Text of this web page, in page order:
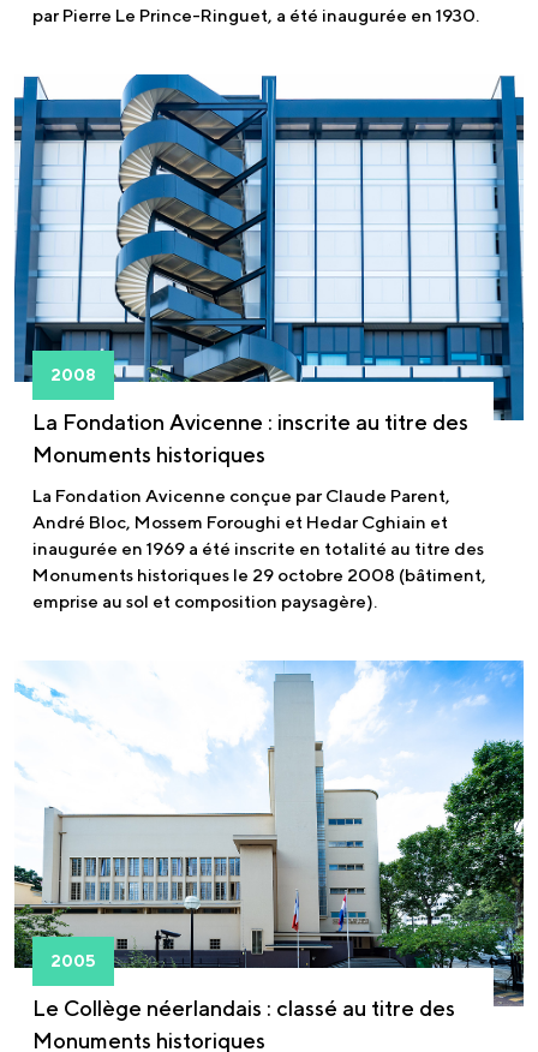
par Pierre Le Prince-Ringuet, a été inaugurée en 1930.
2008
La Fondation Avicenne : inscrite au titre des
Monuments historiques
La Fondation Avicenne conçue par Claude Parent,
André Bloc, Mossem Foroughi et Hedar Cghiain et
inaugurée en 1969 a été inscrite en totalité au titre des
Monuments historiques le 29 octobre 2008 (bâtiment,
emprise au sol et composition paysagère).
2005
Le Collège néerlandais : classé au titre des
Monuments historiques